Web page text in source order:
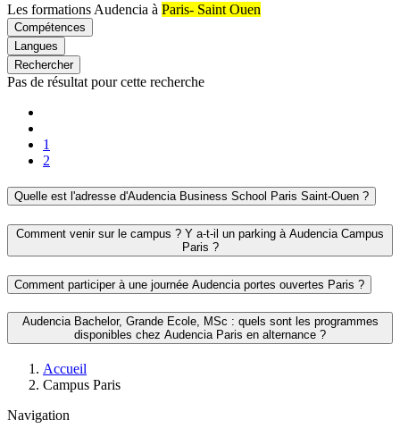
Les formations Audencia à Paris- Saint Ouen
Compétences
Langues
Rechercher
Pas de résultat pour cette recherche
Pagination
précédente
Page
1
Page
2
Quelle est l'adresse d'Audencia Business School Paris Saint-Ouen ?
Comment venir sur le campus ? Y a-t-il un parking à Audencia Campus
Paris ?
Comment participer à une journée Audencia portes ouvertes Paris ?
Audencia Bachelor, Grande Ecole, MSc : quels sont les programmes
disponibles chez Audencia Paris en alternance ?
d'Ariane
Accueil
Campus Paris
Navigation